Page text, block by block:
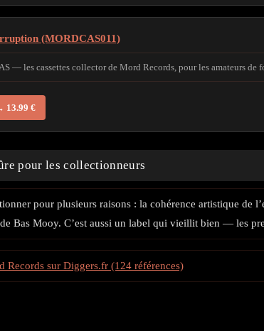
(MORDCAS011)
— les cassettes collector de Mord Records, pour les amateurs de
13.99 €
pour les collectionneurs
pour plusieurs raisons : la cohérence artistique de
Bas Mooy. C’est aussi un label qui vieillit bien — les
Records sur Diggers.fr (124 références)